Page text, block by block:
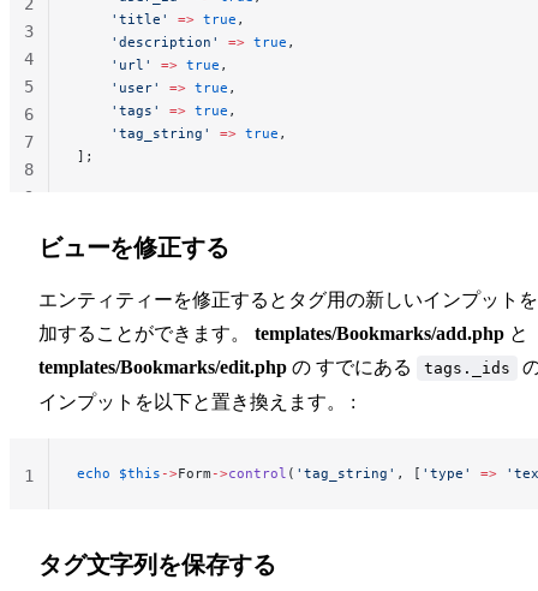
    'title'
=> true ,
    'description'
=> true ,
    'url'
=> true ,
    'user'
=> true ,
    'tags'
=> true ,
    'tag_string'
=> true ,
];
3
4
5
6
7
8
9
ビューを修正する
エンティティーを修正するとタグ用の新しいインプット
加することができます。 templates/Bookmarks/add.php と
templates/Bookmarks/edit.php の すでにある tags._ids
インプットを以下と置き換えます。 :
echo $this ->Form ->control ( 'tag_string' , [ 'type' =>
1
タグ文字列を保存する